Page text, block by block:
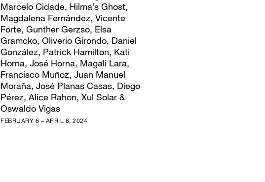
Marcelo Cidade, Hilma’s Ghost,
Magdalena Fernández, Vicente
Forte, Gunther Gerzso, Elsa
Gramcko, Oliverio Girondo, Daniel
González, Patrick Hamilton, Kati
Horna, José Horna, Magali Lara,
Francisco Muñoz, Juan Manuel
Moraña, José Planas Casas, Diego
Pérez, Alice Rahon, Xul Solar &
Oswaldo Vigas
FEBRUARY 6 – APRIL 6, 2024